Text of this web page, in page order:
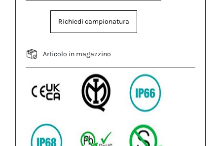
Richiedi campionatura
Articolo in magazzino